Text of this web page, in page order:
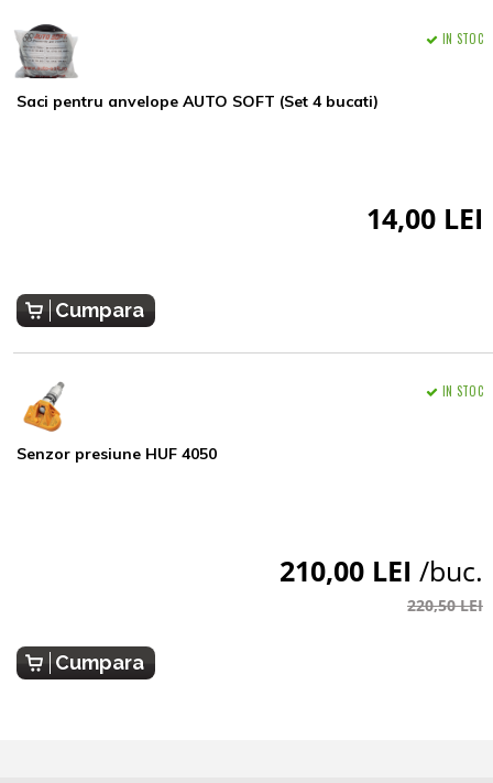
Saci pentru anvelope AUTO SOFT (Set 4 bucati)
IN STOC
14,00 LEI
Cumpara
Senzor presiune HUF 4050
IN STOC
210,00 LEI /buc.
220,50 LEI
Cumpara